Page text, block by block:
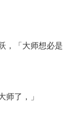
「大师想必是
了，」